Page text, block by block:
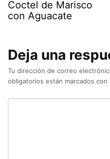
Coctel de Marisco
con Aguacate
Deja una
Tu dirección de correo
obligatorios están marcados con